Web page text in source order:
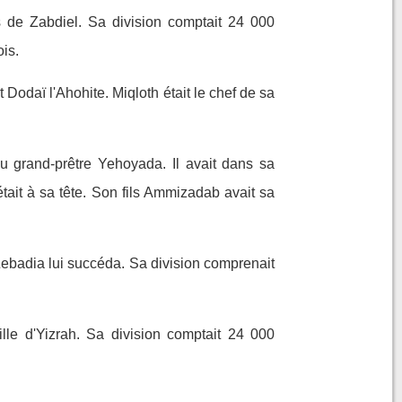
Zabdiel. Sa division comptait 24 000
l'Ahohite. Miqloth était le chef de sa
grand-prêtre Yehoyada. Il avait dans sa
à sa tête. Son fils Ammizadab avait sa
lui succéda. Sa division comprenait
d'Yizrah. Sa division comptait 24 000